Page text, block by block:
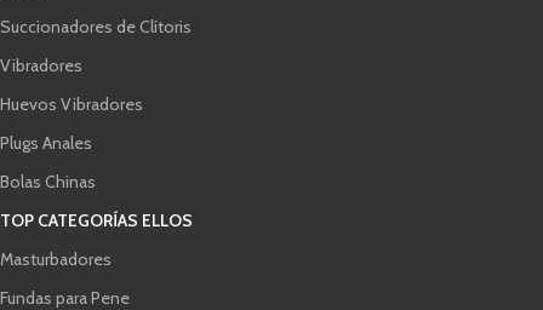
Succionadores de Clítoris
Vibradores
Huevos Vibradores
Plugs Anales
Bolas Chinas
TOP CATEGORÍAS ELLOS
Masturbadores
Fundas para Pene